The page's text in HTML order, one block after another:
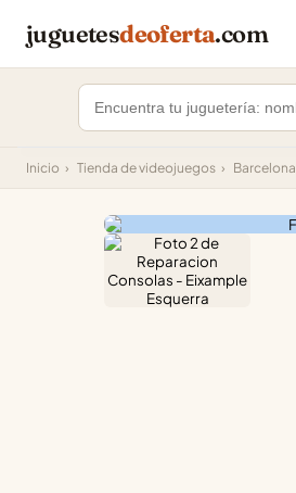
juguetesdeoferta.com
Inicio › Tienda de videojuegos › Barcelona